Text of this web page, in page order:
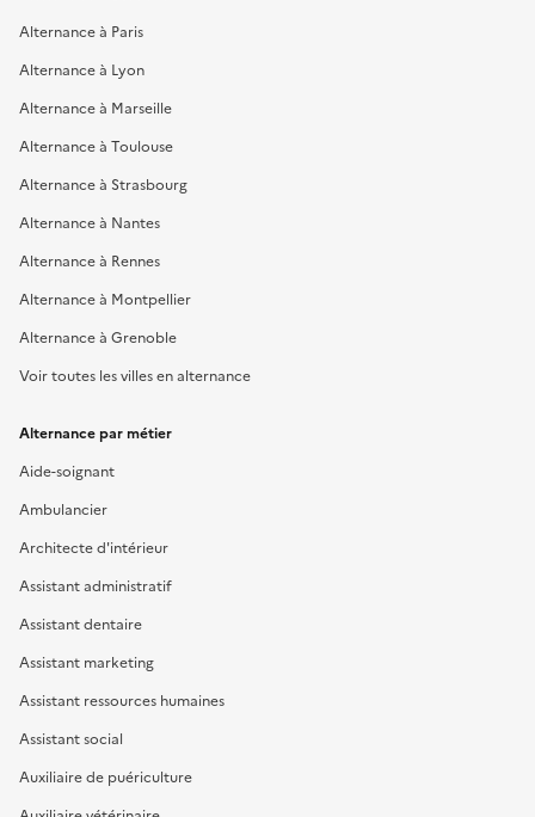
Alternance à Paris
Alternance à Lyon
Alternance à Marseille
Alternance à Toulouse
Alternance à Strasbourg
Alternance à Nantes
Alternance à Rennes
Alternance à Montpellier
Alternance à Grenoble
Voir toutes les villes en alternance
Alternance par métier
Aide-soignant
Ambulancier
Architecte d'intérieur
Assistant administratif
Assistant dentaire
Assistant marketing
Assistant ressources humaines
Assistant social
Auxiliaire de puériculture